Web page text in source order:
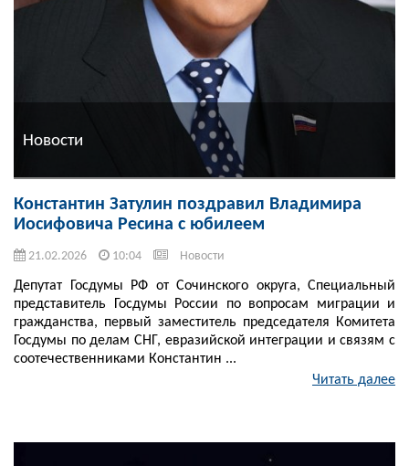
Новости
Константин Затулин поздравил Владимира
Иосифовича Ресина с юбилеем
21.02.2026 10:04 Новости
Депутат Госдумы РФ от Сочинского округа, Специальный
представитель Госдумы России по вопросам миграции и
гражданства, первый заместитель председателя Комитета
Госдумы по делам СНГ, евразийской интеграции и связям с
соотечественниками Константин ...
Читать далее